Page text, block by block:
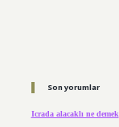
Son yorumlar
Icrada alacaklı ne demek